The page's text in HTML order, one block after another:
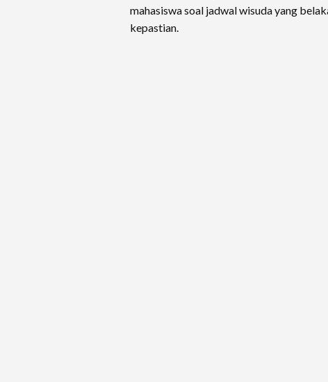
mahasiswa soal jadwal wisuda yang
kepastian.